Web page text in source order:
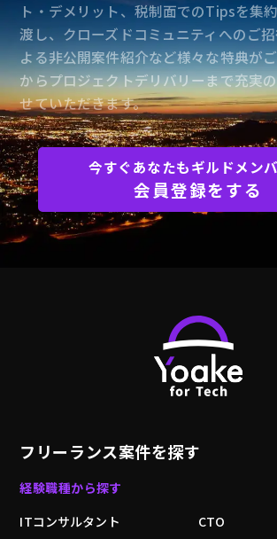
ト・デメリット、税制面でのTipsを集
渡し、クローズドコミュニティへのご
よる非公開案件紹介など様々な特典が
からプロジェクトデリバリーまで充実
せていただきます。
今すぐあなたもギルドメン
会員登録をする
フリーランス案件を探す
経験職種から探す
ITコンサルタント
CTO